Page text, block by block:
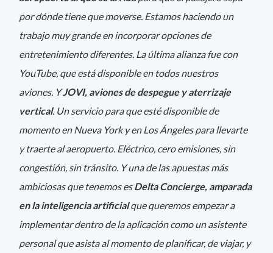
por dónde tiene que moverse. Estamos haciendo un
trabajo muy grande en incorporar opciones de
entretenimiento diferentes. La última alianza fue con
YouTube, que está disponible en todos nuestros
aviones. YJOVI, aviones de despegue y aterrizaje
vertical. Un servicio para que esté disponible de
momento en Nueva York y en Los Ángeles para llevarte
y traerte al aeropuerto. Eléctrico, cero emisiones, sin
congestión, sin tránsito. Y una de las apuestas más
ambiciosas que tenemos esDelta Concierge, amparada
en la inteligencia artificialque queremos empezar a
implementar dentro de la aplicación como un asistente
personal que asista al momento de planificar, de viajar, y